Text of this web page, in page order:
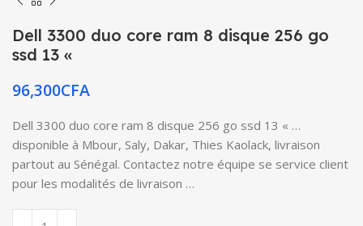
Dell 3300 duo core ram 8 disque 256 go
ssd 13 «
96,300CFA
Dell 3300 duo core ram 8 disque 256 go ssd 13 « …
disponible à Mbour, Saly, Dakar, Thies Kaolack, livraison
partout au Sénégal. Contactez notre équipe se service client
pour les modalités de livraison …